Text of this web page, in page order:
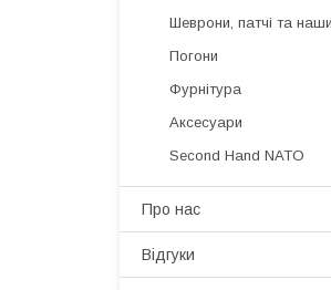
Шеврони, патчі та
Погони
Фурнітура
Аксесуари
Second Hand NATO
Про нас
Відгуки